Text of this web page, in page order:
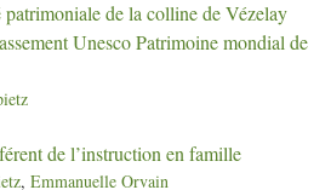
patrimoniale de la colline de Vézelay
Unesco Patrimoine mondial de
de l’instruction en famille
, Emmanuelle Orvain